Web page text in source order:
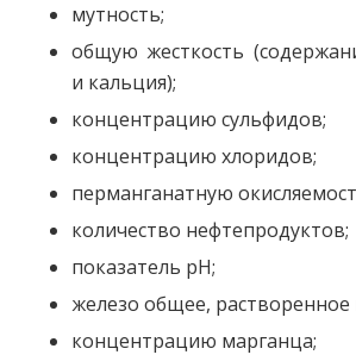
мутность;
общую жесткость
и кальция);
концентрацию сульфидов;
концентрацию хлоридов;
перманганатную
количество нефтепродуктов;
показатель рН;
железо общее, растворенное
концентрацию марганца;